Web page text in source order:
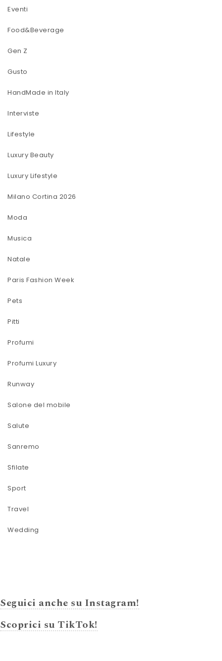
Eventi
Food&Beverage
Gen Z
Gusto
HandMade in Italy
Interviste
Lifestyle
Luxury Beauty
Luxury Lifestyle
Milano Cortina 2026
Moda
Musica
Natale
Paris Fashion Week
Pets
Pitti
Profumi
Profumi Luxury
Runway
Salone del mobile
Salute
Sanremo
Sfilate
Sport
Travel
Wedding
Seguici anche su Instagram!
Scoprici su TikTok!